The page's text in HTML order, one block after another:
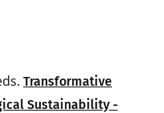
Transformative
Sustainability -